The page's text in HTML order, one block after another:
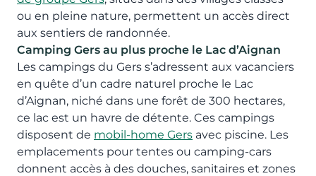
ou en pleine nature, permettent un accès direct
aux sentiers de randonnée.
Camping Gers au plus proche le Lac d’Aignan
Les campings du Gers s’adressent aux vacanciers
en quête d’un cadre naturel proche le Lac
d’Aignan, niché dans une forêt de 300 hectares,
ce lac est un havre de détente. Ces campings
disposent de mobil-home Gers avec piscine. Les
emplacements pour tentes ou camping-cars
donnent accès à des douches, sanitaires et zones